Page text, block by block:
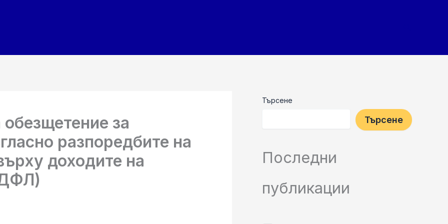
за
разпоредбите на
доходите на
Търсене
Търсене
Последни
публикации